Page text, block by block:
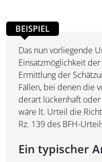
BEISPIEL
Das nun vorliegende
Einsatzmöglichkeit
Ermittlung der
Fällen, bei denen die
derart lückenhaft
wäre lt. Urteil die
Rz. 139 des BFH-
Ein typischer